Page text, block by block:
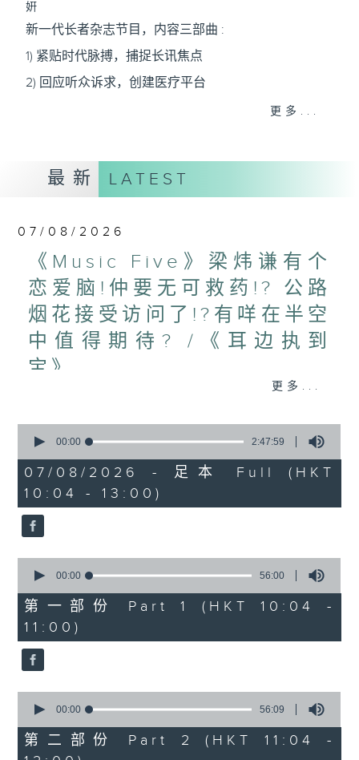
姸
新一代长者杂志节目，内容三部曲 :
1) 紧贴时代脉搏，捕捉长讯焦点
2) 回应听众诉求，创建医疗平台
3) 暖流热线 : 关顾长者心灵需要，透过电话1872312，
主持：Harry哥哥、周绮玲、邓添乐、黎茜姸
编导：周绮玲、邓添乐
监制：梁学曦
逢星期一至五，上午十时至下午一时，欢迎你！
台电视同步直播！
更多...
最新 LATEST
07/08/2026
《Music Five》梁炜谦有个
恋爱脑!仲要无可救药!? 公路
烟花接受访问了!?有咩在半空
中值得期待? /《耳边执到
宝》
《今日大件事》
《胶喺我身上》
1100-1200
《Music Five》
《极速15秒》
《Music Five》
嘉宾：公路烟花(组合)
1200-1300
更多...
seconds
2
hours,
47
minutes,
59
seconds
00:00 2:47:59
07/08/2026 - 足本 Full (HKT
10:04 - 13:00)
seconds
56
minutes,
0
seconds
00:00 56:00
第一部份 Part 1 (HKT 10:04 -
11:00)
seconds
56
minutes,
00:00 56:09
第二部份 Part 2 (HKT 11:04 -